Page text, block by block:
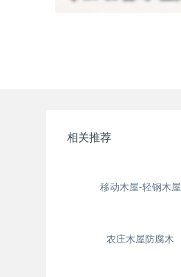
相关推荐
移动木屋-轻钢木屋
农庄木屋防腐木